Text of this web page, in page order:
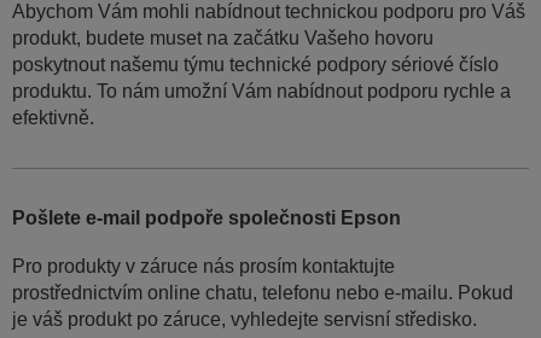
Abychom Vám mohli nabídnout technickou podporu pro Váš
produkt, budete muset na začátku Vašeho hovoru
poskytnout našemu týmu technické podpory sériové číslo
produktu. To nám umožní Vám nabídnout podporu rychle a
efektivně.
Pošlete e-mail podpoře společnosti Epson
Pro produkty v záruce nás prosím kontaktujte
prostřednictvím online chatu, telefonu nebo e-mailu. Pokud
je váš produkt po záruce, vyhledejte servisní středisko.